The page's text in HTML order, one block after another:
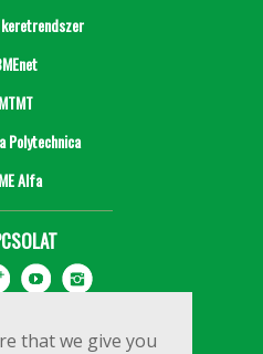
that we give you
MTMT
Polytechnica
Alfa